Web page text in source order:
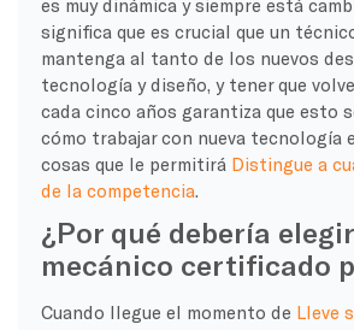
significa que es crucial que un
mantenga al tanto de los nuevos
tecnología y diseño, y tener que
cada cinco años garantiza que esto
cómo trabajar con nueva tecnología
cosas que le permitirá Distingue a
de la competencia
¿Por qué debería
mecánico certificado
Cuando llegue el momento de Lleve